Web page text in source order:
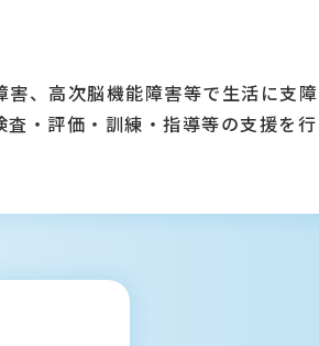
、高次脳機能障害等で生活に支障
・評価・訓練・指導等の支援を行